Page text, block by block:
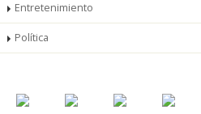
Entretenimiento
Política